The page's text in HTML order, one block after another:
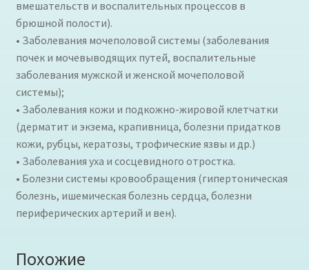
вмешательств и воспалительных процессов в
брюшной полости).
• Заболевания мочеполовой системы (заболевания
почек и мочевыводящих путей, воспалительные
заболевания мужской и женской мочеполовой
системы);
• Заболевания кожи и подкожно-жировой клетчатки
(дерматит и экзема, крапивница, болезни придатков
кожи, рубцы, кератозы, трофические язвы и др.)
• Заболевания уха и сосцевидного отростка.
• Болезни системы кровообращения (гипертоническая
болезнь, ишемическая болезнь сердца, болезни
периферических артерий и вен).
Похожие